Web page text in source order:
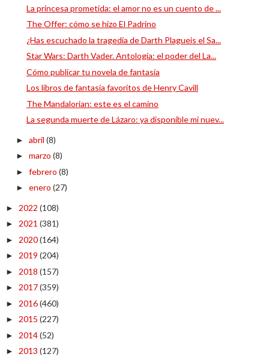
La princesa prometida: el amor no es un cuento de ...
The Offer: cómo se hizo El Padrino
¿Has escuchado la tragedia de Darth Plagueis el Sa...
Star Wars: Darth Vader. Antología: el poder del La...
Cómo publicar tu novela de fantasía
Los libros de fantasía favoritos de Henry Cavill
The Mandalorian: este es el camino
La segunda muerte de Lázaro: ya disponible mi nuev...
► abril (8)
► marzo (8)
► febrero (8)
► enero (27)
► 2022 (108)
► 2021 (381)
► 2020(164)
► 2019 (204)
► 2018 (157)
► 2017(359)
► 2016(460)
► 2015 (227)
► 2014(52)
► 2013 (127)